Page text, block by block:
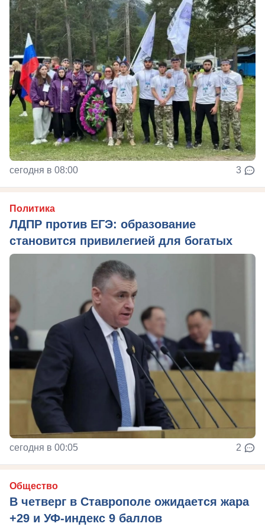
сегодня в 08:00 3
Политика
ЛДПР против ЕГЭ: образование
становится привилегией для богатых
сегодня в 00:05 2
Общество
В четверг в Ставрополе ожидается жара
+29 и УФ-индекс 9 баллов